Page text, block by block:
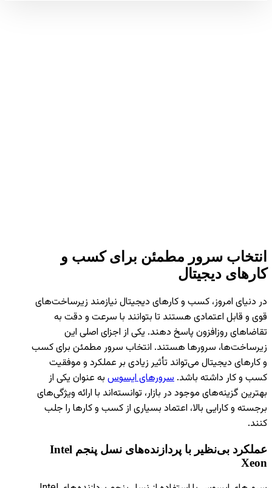
انتخاب سرور مطمئن برای کسب و
کارهای دیجیتال
در دنیای امروز، کسب و کارهای دیجیتال نیازمند زیرساخت‌های
قوی و قابل اعتمادی هستند تا بتوانند با سرعت و دقت به
تقاضاهای روزافزون پاسخ دهند. یکی از اجزای اصلی این
زیرساخت‌ها، سرورها هستند. انتخاب سرور مطمئن برای کسب
و کارهای دیجیتال می‌تواند تأثیر زیادی بر عملکرد و موفقیت
کسب و کار داشته باشد. سرورهای ایسوس به عنوان یکی از
بهترین گزینه‌های موجود در بازار، توانسته‌اند با ارائه ویژگی‌های
برجسته و کارایی بالا، اعتماد بسیاری از کسب و کارها را جلب
کنند.
عملکرد بی‌نظیر با پردازنده‌های نسل پنجم Intel
Xeon